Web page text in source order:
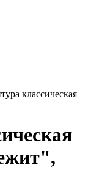
классическая